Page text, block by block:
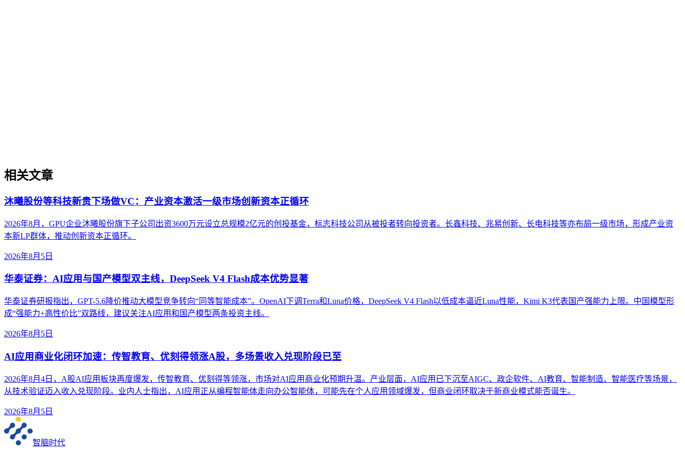
相关文章
沐曦股份等科技新贵下场做VC：产业资本激活一级市场创新资本正循环
2026年8月，GPU企业沐曦股份旗下子公司出资3600万元设立总规模2亿元的创投基金，标志科技公司从被投者转向投资者。长鑫科技、兆易创新、长电科技等亦布局一级市场，形成产业资
本新LP群体，推动创新资本正循环。
2026年8月5日
华泰证券：AI应用与国产模型双主线，DeepSeek V4 Flash成本优势显著
华泰证券研报指出，GPT-5.6降价推动大模型竞争转向“同等智能成本”。OpenAI下调Terra和Luna价格，DeepSeek V4 Flash以低成本逼近Luna性能，Kimi K3代表国产强能力上限。中国模型形
成“强能力+高性价比”双路线，建议关注AI应用和国产模型两条投资主线。
2026年8月5日
AI应用商业化闭环加速：传智教育、优刻得领涨A股，多场景收入兑现阶段已至
2026年8月4日，A股AI应用板块再度爆发，传智教育、优刻得等领涨，市场对AI应用商业化预期升温。产业层面，AI应用已下沉至AIGC、政企软件、AI教育、智能制造、智能医疗等场景，
从技术验证迈入收入兑现阶段。业内人士指出，AI应用正从编程智能体走向办公智能体，可能先在个人应用领域爆发，但商业闭环取决于新商业模式能否诞生。
2026年8月5日
智脑时代